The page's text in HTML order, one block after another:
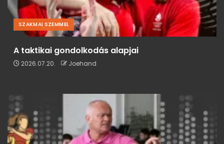
SZAKMAI SZEMMEL
A taktikai gondolkodás alapjai
2026.07.20. Joehand